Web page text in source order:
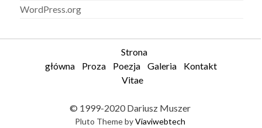
WordPress.org
Strona
główna
Proza Poezja Galeria
Kontakt
Vitae
© 1999-2020 Dariusz Muszer
Pluto Theme byViaviwebtech